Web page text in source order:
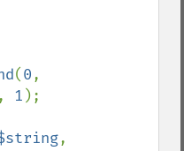
(0
1 );